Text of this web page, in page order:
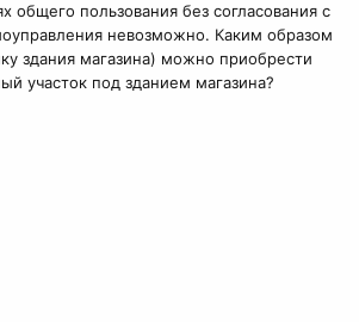
общего пользования без согласования с
невозможно. Каким образом
здания магазина) можно приобрести
участок под зданием магазина?